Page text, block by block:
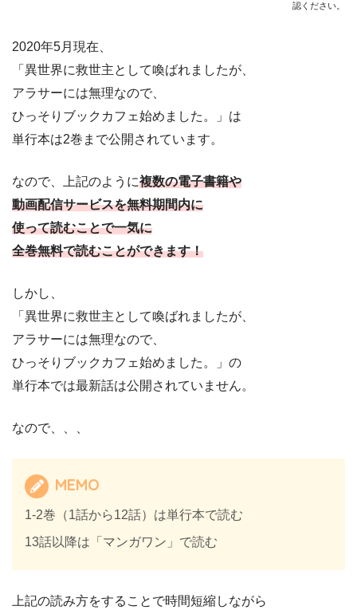
認ください。
2020年5月現在、
「異世界に救世主として喚ばれましたが、
アラサーには無理なので、
ひっそりブックカフェ始めました。」 は
単行本は2巻まで公開されています。
なので、上記のように複数の電子書籍や
動画配信サービスを無料期間内に
使って読むことで一気に
全巻無料で読むことができます！
しかし、
「異世界に救世主として喚ばれましたが、
アラサーには無理なので、
ひっそりブックカフェ始めました。」 の
単行本では最新話は公開されていません。
なので、、、
MEMO
1-2巻（1話から12話）は単行本で読む
13話以降は「マンガワン」で読む
上記の読み方をすることで時間短縮しながら